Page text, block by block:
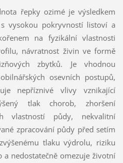
řepky ozimé je výsledkem
vysokou pokryvností listoví a
na fyzikální vlastnosti
návratnost živin ve formě
zbytků. Je vhodnou
osevních postupů,
nepříznivé vlivy vznikající
tlak chorob, zhoršení
vlastností půdy, nekvalitní
zpracování půdy před setím
tlaku výdrolu, riziku
nedostatečně omezuje životní